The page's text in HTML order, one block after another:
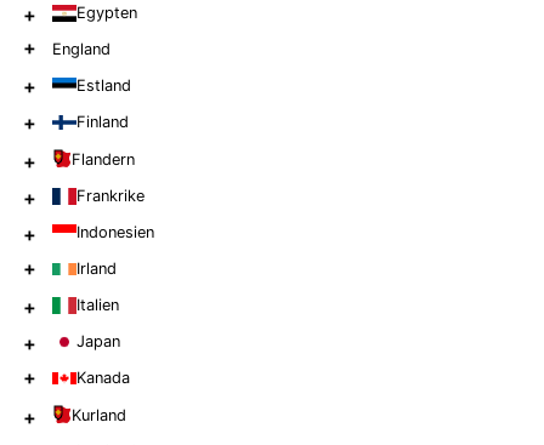
+ Egypten
+ England
+ Estland
+ Finland
+ Flandern
+ Frankrike
+ Indonesien
+ Irland
+ Italien
+ Japan
+ Kanada
+ Kurland